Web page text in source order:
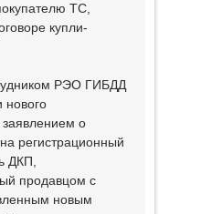
ТС,
купли-
РЭО ГИБДД
заявлением о
регистрационный
ДКП,
продавцом с
новым